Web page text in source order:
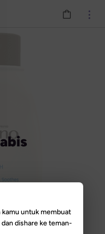
untuk membuat
dishare ke teman-